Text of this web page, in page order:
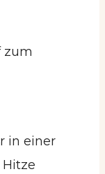
zum
in einer